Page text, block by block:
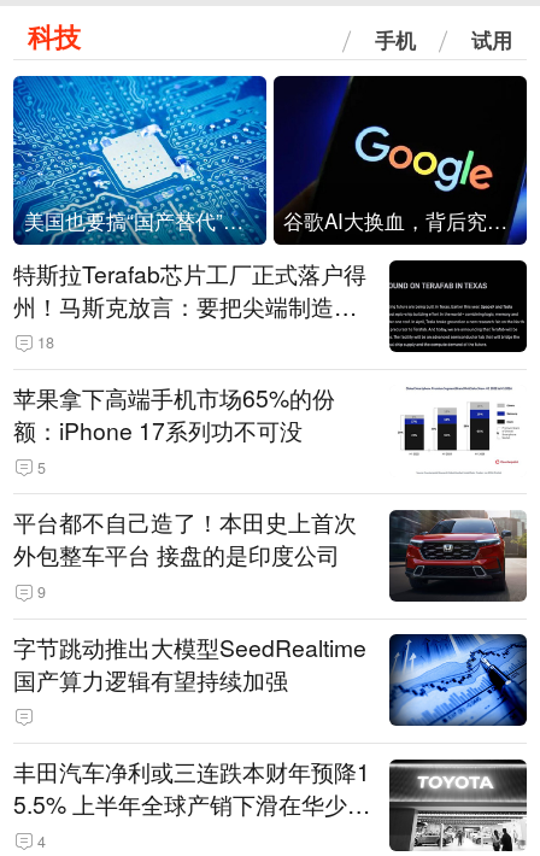
科技 手机 试用
美国也要搞“国产替代”？先算清三笔账 谷歌AI大换血，背后究竟发生了什么？
特斯拉Terafab芯片工厂正式落户得
州！马斯克放言：要把尖端制造带
回美国
18
苹果拿下高端手机市场65%的份
额：iPhone 17系列功不可没
5
平台都不自己造了！本田史上首次
外包整车平台 接盘的是印度公司
9
字节跳动推出大模型SeedRealtime
国产算力逻辑有望持续加强
丰田汽车净利或三连跌本财年预降1
5.5% 上半年全球产销下滑在华少卖
14.3万辆
4